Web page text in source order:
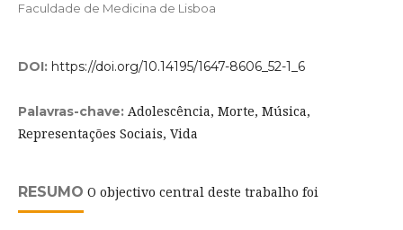
Faculdade de Medicina de Lisboa
DOI: https://doi.org/10.14195/1647-8606_52-1_6
Palavras-chave: Adolescência, Morte, Música,
Representações Sociais, Vida
RESUMO O objectivo central deste trabalho foi